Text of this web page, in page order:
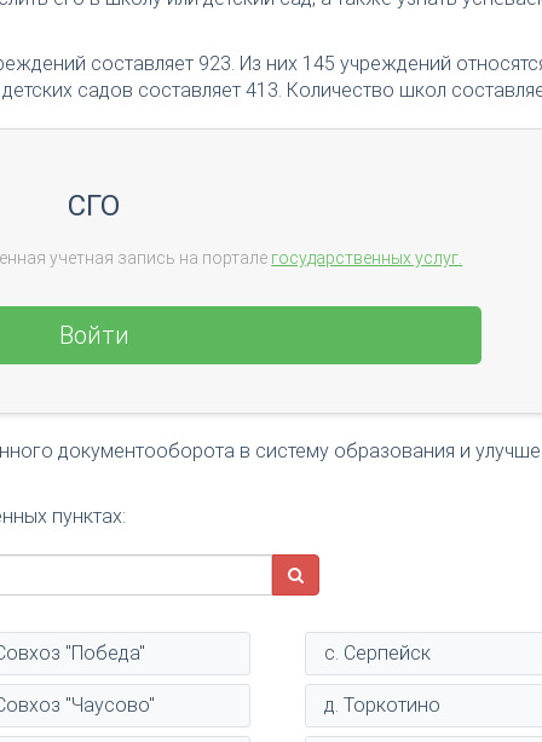
составляет 923. Из них 145 учреждений
садов составляет 413. Количество школ
СГО
учетная запись на портале государственных услуг.
Войти
документооборота в систему образования и
пунктах:
"Победа"
"Чаусово"
с. Серпейск
д. Торкотино